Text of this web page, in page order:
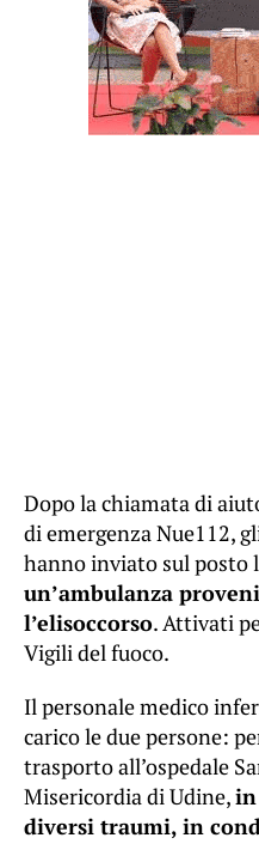
Dopo la chiamata di
di emergenza Nue112,
hanno inviato sul posto
un’ambulanza
l’elisoccorso. Attivati
Vigili del fuoco.
Il personale medico
carico le due persone:
trasporto all’ospedale
Misericordia di Udine,in
diversi traumi, in